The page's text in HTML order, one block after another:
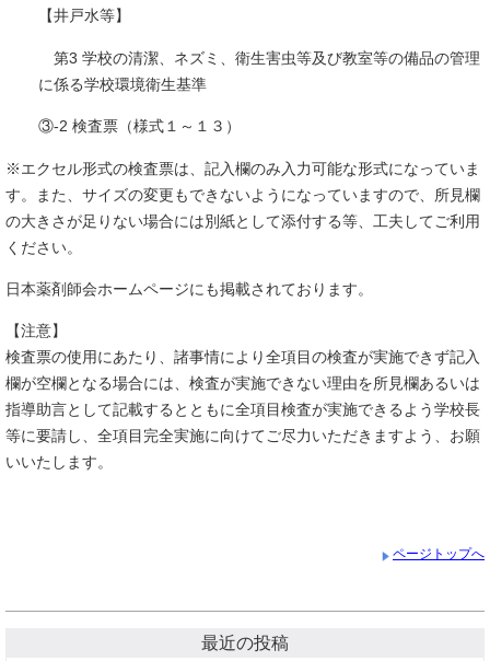
【井戸水等】
第3 学校の清潔、ネズミ、衛生害虫等及び教室等の備品の管理
に係る学校環境衛生基準
③-2 検査票（様式１～１３）
※エクセル形式の検査票は、記入欄のみ入力可能な形式になっていま
す。また、サイズの変更もできないようになっていますので、所見欄
の大きさが足りない場合には別紙として添付する等、工夫してご利用
ください。
日本薬剤師会ホームページにも掲載されております。
【注意】
検査票の使用にあたり、諸事情により全項目の検査が実施できず記入
欄が空欄となる場合には、検査が実施できない理由を所見欄あるいは
指導助言として記載するとともに全項目検査が実施できるよう学校長
等に要請し、全項目完全実施に向けてご尽力いただきますよう、お願
いいたします。
ページトップへ
最近の投稿